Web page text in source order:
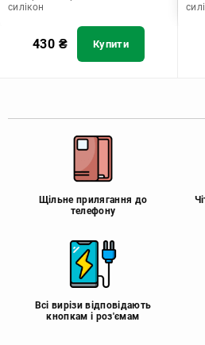
силікон
430 ₴ Купити
Щільне прилягання до
телефону
Всі вирізи відповідають
кнопкам і роз'ємам